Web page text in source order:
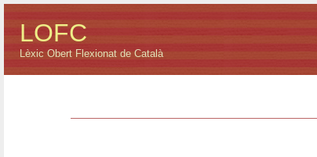
LOFC
Lèxic Obert Flexionat de Català